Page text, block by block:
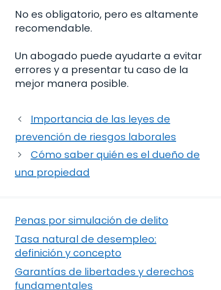
No es obligatorio, pero es altamente
recomendable.
Un abogado puede ayudarte a evitar
errores y a presentar tu caso de la
mejor manera posible.
Importancia de las leyes de
prevención de riesgos laborales
Cómo saber quién es el dueño de
una propiedad
Penas por simulación de delito
Tasa natural de desempleo:
definición y concepto
Garantías de libertades y derechos
fundamentales